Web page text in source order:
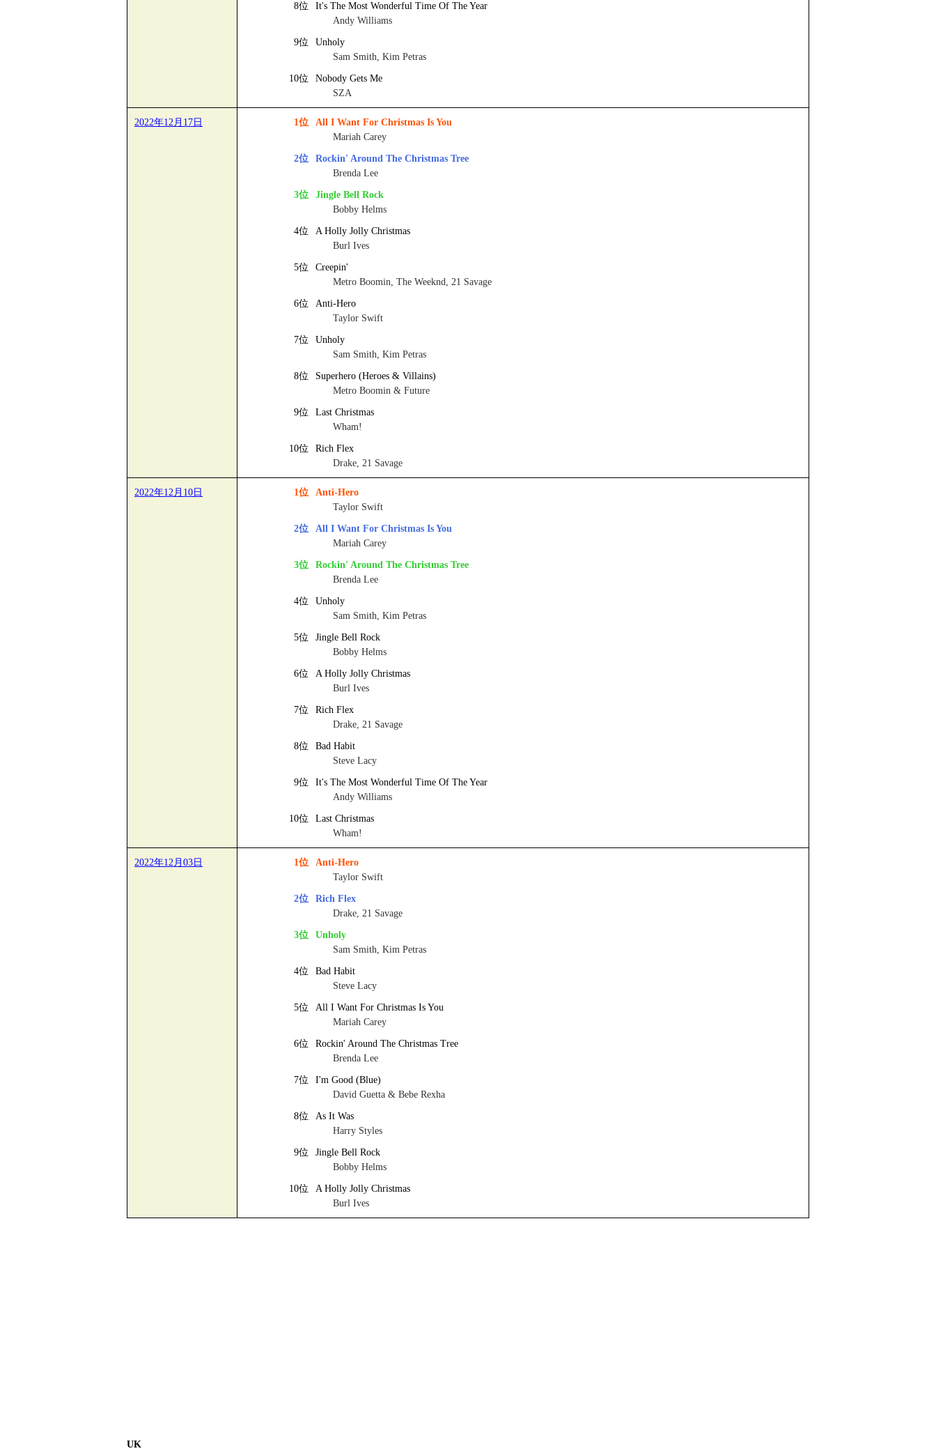
8位
It's The Most Wonderful Time Of The Year
Andy Williams
9位
Unholy
Sam Smith, Kim Petras
10位
Nobody Gets Me
SZA
2022年12月17日 1位
All I Want For Christmas Is You
Mariah Carey
2位
Rockin' Around The Christmas Tree
Brenda Lee
3位
Jingle Bell Rock
Bobby Helms
4位
A Holly Jolly Christmas
Burl Ives
5位
Creepin'
Metro Boomin, The Weeknd, 21 Savage
6位
Anti-Hero
Taylor Swift
7位
Unholy
Sam Smith, Kim Petras
8位
Superhero (Heroes & Villains)
Metro Boomin & Future
9位
Last Christmas
Wham!
10位
Rich Flex
Drake, 21 Savage
2022年12月10日 1位
Anti-Hero
Taylor Swift
2位
All I Want For Christmas Is You
Mariah Carey
3位
Rockin' Around The Christmas Tree
Brenda Lee
4位
Unholy
Sam Smith, Kim Petras
5位
Jingle Bell Rock
Bobby Helms
6位
A Holly Jolly Christmas
Burl Ives
7位
Rich Flex
Drake, 21 Savage
8位
Bad Habit
Steve Lacy
9位
It's The Most Wonderful Time Of The Year
Andy Williams
10位
Last Christmas
Wham!
2022年12月03日 1位
Anti-Hero
Taylor Swift
2位
Rich Flex
Drake, 21 Savage
3位
Unholy
Sam Smith, Kim Petras
4位
Bad Habit
Steve Lacy
5位
All I Want For Christmas Is You
Mariah Carey
6位
Rockin' Around The Christmas Tree
Brenda Lee
7位
I'm Good (Blue)
David Guetta & Bebe Rexha
8位
As It Was
Harry Styles
9位
Jingle Bell Rock
Bobby Helms
10位
A Holly Jolly Christmas
Burl Ives
UK